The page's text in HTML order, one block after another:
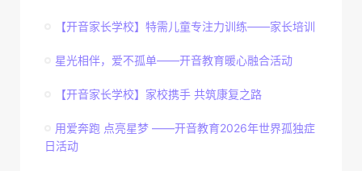
【开音家长学校】特需儿童专注力训练——家长培训
星光相伴，爱不孤单——开音教育暖心融合活动
【开音家长学校】家校携手 共筑康复之路
用爱奔跑 点亮星梦 ——开音教育2026年世界孤独症
日活动